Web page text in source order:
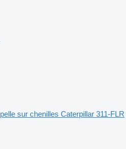
pelle sur chenilles Caterpillar 311-FLR